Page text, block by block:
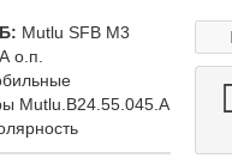
Mutlu SFB M3
о.п.
Mutlu.B24.55.045.A